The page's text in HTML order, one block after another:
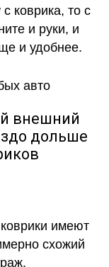
коврика, то с
и руки, и
и удобнее.
внешний
дольше
имеют
схожий